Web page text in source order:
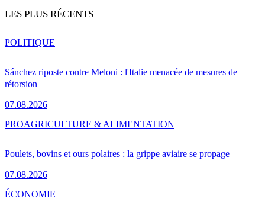
LES PLUS RÉCENTS
Sánchez riposte contre Meloni : l'Italie menacée de mesures de
rétorsion
07.08.2026
POLITIQUE
Poulets, bovins et ours polaires : la grippe aviaire se propage
07.08.2026
PROAGRICULTURE & ALIMENTATION
ÉCONOMIE